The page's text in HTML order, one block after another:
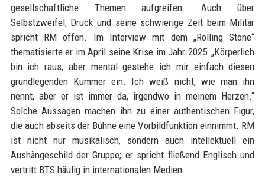
gesellschaftliche Themen aufgreifen. Auch über
Selbstzweifel, Druck und seine schwierige Zeit beim Militär
spricht RM offen. Im Interview mit dem „Rolling Stone“
thematisierte er im April seine Krise im Jahr 2025: „Körperlich
bin ich raus, aber mental gestehe ich mir einfach diesen
grundlegenden Kummer ein. Ich weiß nicht, wie man ihn
nennt, aber er ist immer da, irgendwo in meinem Herzen.“
Solche Aussagen machen ihn zu einer authentischen Figur,
die auch abseits der Bühne eine Vorbildfunktion einnimmt. RM
ist nicht nur musikalisch, sondern auch intellektuell ein
Aushängeschild der Gruppe; er spricht fließend Englisch und
vertritt BTS häufig in internationalen Medien.